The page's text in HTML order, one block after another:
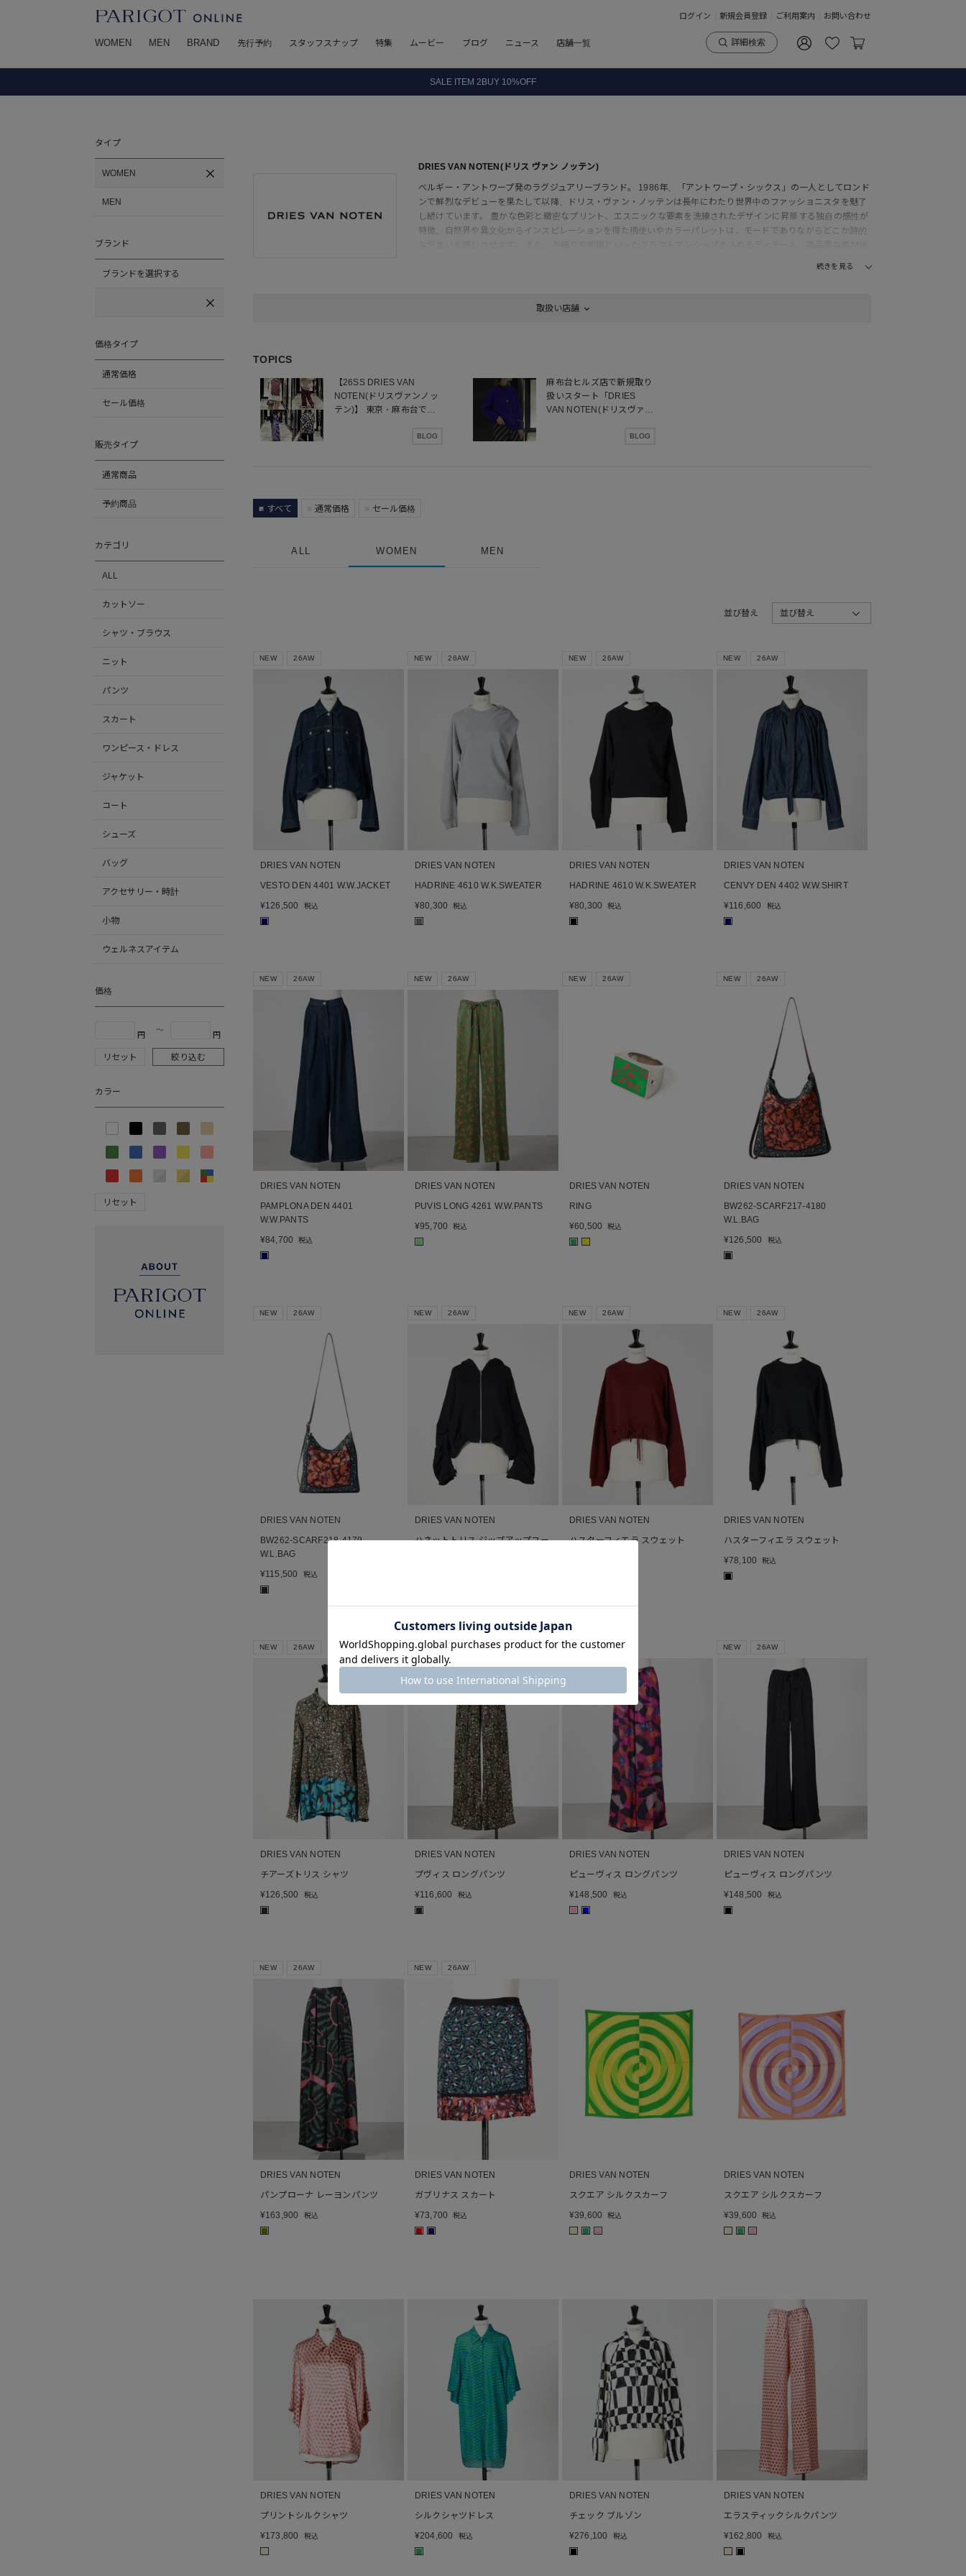
ログイン 新規会員登録 ご利用案内 お問い合わせ
WOMEN MEN BRAND 先行予約 スタッフスナップ 特集 ムービー ブログ ニュース 店舗一覧 詳細検索
全国送料無料｜全品正規取扱
タイプ
WOMEN
MEN
ブランド
ブランドを選択する
価格タイプ
通常価格
セール価格
販売タイプ
通常商品
予約商品
カテゴリ
ALL
カットソー
シャツ・ブラウス
ニット
パンツ
スカート
ワンピース・ドレス
ジャケット
コート
シューズ
バッグ
アクセサリー・時計
小物
ウェルネスアイテム
価格
円
〜
円
リセット 絞り込む
カラー
リセット
DRIES VAN NOTEN(ドリス ヴァン ノッテン)
ベルギー・アントワープ発のラグジュアリーブランド。 1986年、「アントワープ・シックス」の一人としてロンド
ンで鮮烈なデビューを果たして以降、ドリス・ヴァン・ノッテンは長年にわたり世界中のファッショニスタを魅了
し続けています。 豊かな色彩と緻密なプリント、エスニックな要素を洗練されたデザインに昇華する独自の感性が
特徴。自然界や異文化からインスピレーションを得た柄使いやカラーパレットは、モードでありながらどこか詩的
続きを見る
取扱い店舗
TOPICS
【26SS DRIES VAN
NOTEN(ドリスヴァンノッ
テン)】 東京・麻布台で出
BLOG
麻布台ヒルズ店で新規取り
扱いスタート「DRIES
VAN NOTEN(ドリスヴァン
BLOG
すべて 通常価格 セール価格
ALL WOMEN MEN
並び替え 並び替え
NEW 26AW
DRIES VAN NOTEN
VESTO DEN 4401 W.W.JACKET
¥126,500 税込
■
NEW 26AW
DRIES VAN NOTEN
HADRINE 4610 W.K.SWEATER
¥80,300 税込
■
NEW 26AW
DRIES VAN NOTEN
HADRINE 4610 W.K.SWEATER
¥80,300 税込
■
NEW 26AW
DRIES VAN NOTEN
CENVY DEN 4402 W.W.SHIRT
¥116,600 税込
■
NEW 26AW
DRIES VAN NOTEN
PAMPLONA DEN 4401
W.W.PANTS
¥84,700 税込
■
NEW 26AW
DRIES VAN NOTEN
PUVIS LONG 4261 W.W.PANTS
¥95,700 税込
■
NEW 26AW
DRIES VAN NOTEN
RING
¥60,500 税込
■ ■
NEW 26AW
DRIES VAN NOTEN
BW262-SCARF217-4180
W.L.BAG
¥126,500 税込
■
NEW 26AW
DRIES VAN NOTEN
BW262-SCARF218-4179
W.L.BAG
¥115,500 税込
■
NEW 26AW
DRIES VAN NOTEN
ハネットトリス ジップアップフー
NEW 26AW
DRIES VAN NOTEN
ハスターフィエラ スウェット
NEW 26AW
DRIES VAN NOTEN
ハスターフィエラ スウェット
¥78,100 税込
■
NEW 26AW
DRIES VAN NOTEN
チアーズトリス シャツ
¥126,500 税込
■
NEW 26AW
DRIES VAN NOTEN
プヴィス ロングパンツ
¥116,600 税込
■
NEW 26AW
DRIES VAN NOTEN
ピューヴィス ロングパンツ
¥148,500 税込
■ ■
NEW 26AW
DRIES VAN NOTEN
ピューヴィス ロングパンツ
¥148,500 税込
■
NEW 26AW
DRIES VAN NOTEN
パンプローナ レーヨンパンツ
¥163,900 税込
■
NEW 26AW
DRIES VAN NOTEN
ガブリナス スカート
¥73,700 税込
■ ■
DRIES VAN NOTEN
スクエア シルクスカーフ
¥39,600 税込
■ ■
DRIES VAN NOTEN
スクエア シルクスカーフ
¥39,600 税込
■ ■
DRIES VAN NOTEN
プリントシルクシャツ
¥173,800 税込
DRIES VAN NOTEN
シルクシャツドレス
¥204,600 税込
■
DRIES VAN NOTEN
チェック ブルゾン
¥276,100 税込
■
DRIES VAN NOTEN
エラスティックシルクパンツ
¥162,800 税込
■